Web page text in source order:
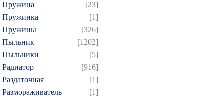
Пружина
[23]
Пружинка
[1]
Пружины
[326]
Пыльник
[1202]
Пыльники
[5]
Радиатор
[916]
Раздаточная
[1]
Размораживатель
[1]